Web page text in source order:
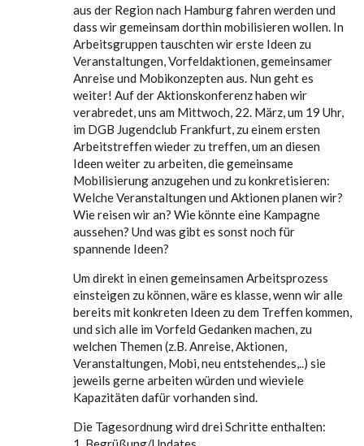
aus der Region nach Hamburg fahren werden und
dass wir gemeinsam dorthin mobilisieren wollen. In
Arbeitsgruppen tauschten wir erste Ideen zu
Veranstaltungen, Vorfeldaktionen, gemeinsamer
Anreise und Mobikonzepten aus. Nun geht es
weiter! Auf der Aktionskonferenz haben wir
verabredet, uns am Mittwoch, 22. März, um 19 Uhr,
im DGB Jugendclub Frankfurt, zu einem ersten
Arbeitstreffen wieder zu treffen, um an diesen
Ideen weiter zu arbeiten, die gemeinsame
Mobilisierung anzugehen und zu konkretisieren:
Welche Veranstaltungen und Aktionen planen wir?
Wie reisen wir an? Wie könnte eine Kampagne
aussehen? Und was gibt es sonst noch für
spannende Ideen?
Um direkt in einen gemeinsamen Arbeitsprozess
einsteigen zu können, wäre es klasse, wenn wir alle
bereits mit konkreten Ideen zu dem Treffen kommen,
und sich alle im Vorfeld Gedanken machen, zu
welchen Themen (z.B. Anreise, Aktionen,
Veranstaltungen, Mobi, neu entstehendes,..) sie
jeweils gerne arbeiten würden und wieviele
Kapazitäten dafür vorhanden sind.
Die Tagesordnung wird drei Schritte enthalten: